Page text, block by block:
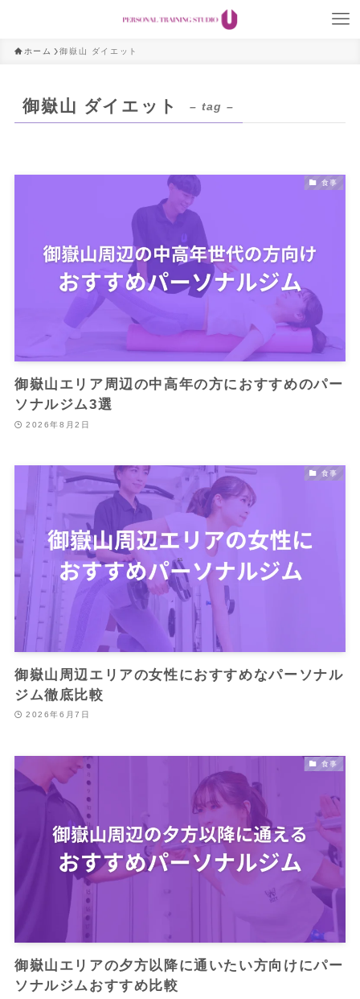
ホーム 御嶽山 ダイエット
御嶽山 ダイエット – tag –
食事
御嶽山エリア周辺の中高年の方におすすめのパー
ソナルジム3選
2026年8月2日
食事
御嶽山周辺エリアの女性におすすめなパーソナル
ジム徹底比較
2026年6月7日
食事
御嶽山エリアの夕方以降に通いたい方向けにパー
ソナルジムおすすめ比較